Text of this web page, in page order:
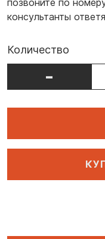
позвоните по
консультанты
Количество
-